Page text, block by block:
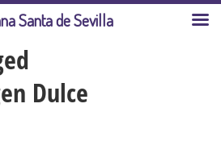
Dulce
Santa de Sevilla